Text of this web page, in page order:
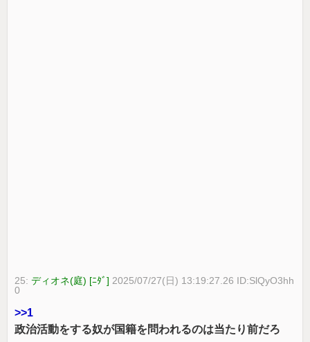
25:ディオネ(庭) [ﾆﾀﾞ] 2025/07/27(日) 13:19:27.26 ID:SlQyO3hh
0
>>1
政治活動をする奴が国籍を問われるのは当たり前だろ